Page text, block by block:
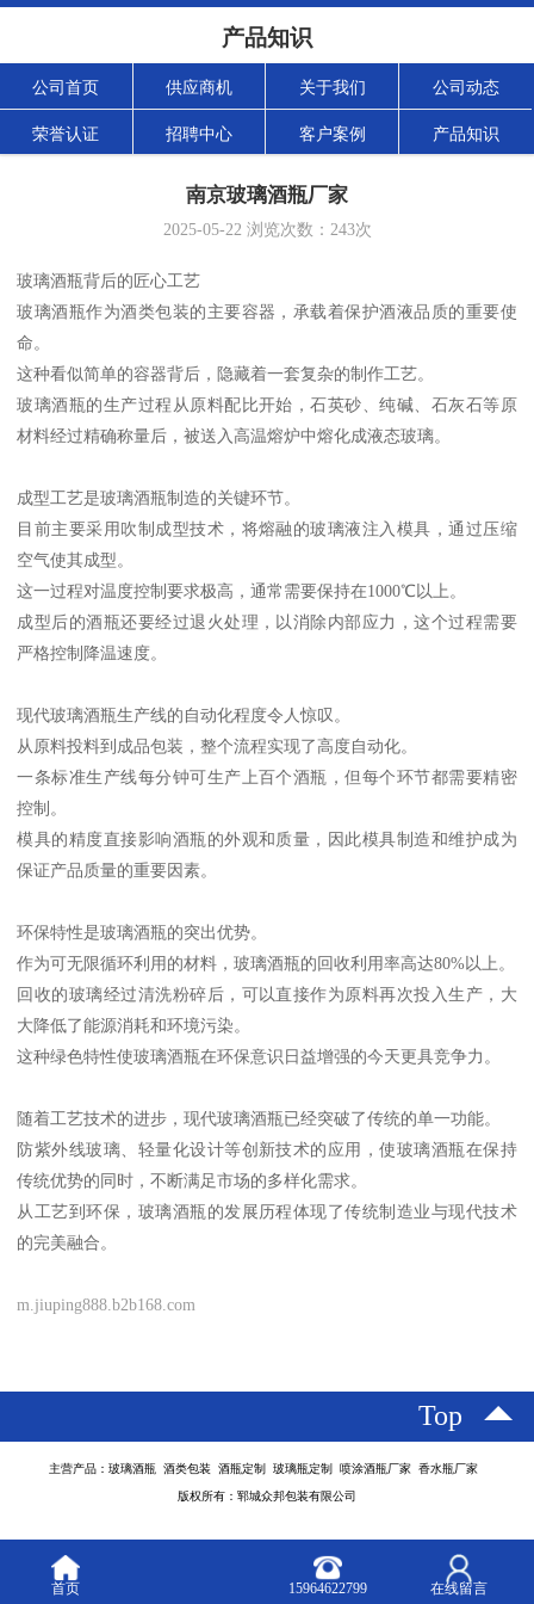
产品知识
公司首页 供应商机 关于我们 公司动态
荣誉认证 招聘中心 客户案例 产品知识
南京玻璃酒瓶厂家
2025-05-22浏览次数： 243次
玻璃酒瓶背后的匠心工艺
玻璃酒瓶作为酒类包装的主要容器，承载着保护酒液品质的重要使
命。
这种看似简单的容器背后，隐藏着一套复杂的制作工艺。
玻璃酒瓶的生产过程从原料配比开始，石英砂、纯碱、石灰石等原
材料经过精确称量后，被送入高温熔炉中熔化成液态玻璃。
成型工艺是玻璃酒瓶制造的关键环节。
目前主要采用吹制成型技术，将熔融的玻璃液注入模具，通过压缩
空气使其成型。
这一过程对温度控制要求极高，通常需要保持在1000℃以上。
成型后的酒瓶还要经过退火处理，以消除内部应力，这个过程需要
严格控制降温速度。
现代玻璃酒瓶生产线的自动化程度令人惊叹。
从原料投料到成品包装，整个流程实现了高度自动化。
一条标准生产线每分钟可生产上百个酒瓶，但每个环节都需要精密
控制。
模具的精度直接影响酒瓶的外观和质量，因此模具制造和维护成为
保证产品质量的重要因素。
环保特性是玻璃酒瓶的突出优势。
作为可无限循环利用的材料，玻璃酒瓶的回收利用率高达80%以上。
回收的玻璃经过清洗粉碎后，可以直接作为原料再次投入生产，大
大降低了能源消耗和环境污染。
这种绿色特性使玻璃酒瓶在环保意识日益增强的今天更具竞争力。
随着工艺技术的进步，现代玻璃酒瓶已经突破了传统的单一功能。
防紫外线玻璃、轻量化设计等创新技术的应用，使玻璃酒瓶在保持
传统优势的同时，不断满足市场的多样化需求。
从工艺到环保，玻璃酒瓶的发展历程体现了传统制造业与现代技术
的完美融合。
m.jiuping888.b2b168.com
Top
主营产品：玻璃酒瓶 酒类包装 酒瓶定制 玻璃瓶定制 喷涂酒瓶厂家 香水瓶厂家
版权所有：郓城众邦包装有限公司
首页 15964622799 在线留言